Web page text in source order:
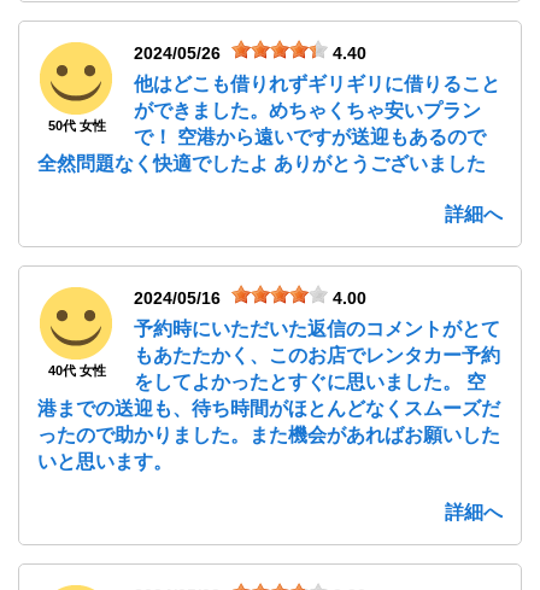
50代 女性
2024/05/26 4.40
他はどこも借りれずギリギリに借りること
ができました。めちゃくちゃ安いプラン
で！ 空港から遠いですが送迎もあるので
全然問題なく快適でしたよ ありがとうございました
詳細へ
40代 女性
2024/05/16 4.00
予約時にいただいた返信のコメントがとて
もあたたかく、このお店でレンタカー予約
をしてよかったとすぐに思いました。 空
港までの送迎も、待ち時間がほとんどなくスムーズだ
ったので助かりました。また機会があればお願いした
いと思います。
詳細へ